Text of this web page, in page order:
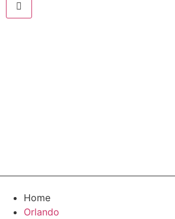
Home
Orlando